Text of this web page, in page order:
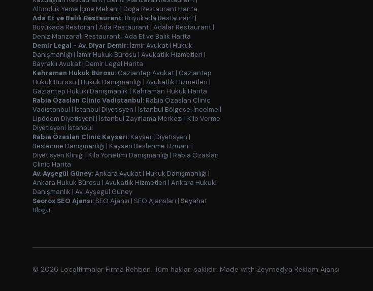
Altınoluk Yeme İçme Mekanı | Doğa Restaurant Harita
Ada Et ve Balık Restaurant: Büyükada Restaurant |
Büyükada Restoran | Ada Restaurant | Adalar Restaurant |
Deniz Manzaralı Restaurant | Ada Et ve Balık Harita
Demir Legal - Av. Diyar Demir: İzmir Avukat | Hukuk
Danışmanlığı | İzmir Hukuk Bürosu | Avukatlık Hizmetleri |
Bayraklı Avukat | Demir Legal Harita
Kahraman Hukuk Bürosu: Gaziantep Avukat | Gaziantep
Hukuk Bürosu | Hukuk Danışmanlığı | Avukatlık Hizmetleri |
Gaziantep Hukuki Danışmanlık | Kahraman Hukuk Harita
Rabia Özaslan Clinic Vadistanbul: Rabia Özaslan Clinic
Vadistanbul | İstanbul Diyetisyen | İstanbul Bölgesel İncelme |
Lipödem Diyetisyeni | İstanbul Zayıflama Merkezi | Kilo Verme
Diyetisyeni İstanbul
Rabia Özaslan Clinic Kayseri: Kayseri Diyetisyen |
Beslenme Danışmanlığı | Kayseri Beslenme Uzmanı |
Diyetisyen Kliniği | Kilo Yönetimi Danışmanlığı | Rabia Özaslan
Clinic Harita
Av. Ayşegül Güney:Ankara Avukat | Hukuk Danışmanlığı |
Ankara Hukuk Bürosu | Avukatlık Hizmetleri | Ankara Hukuki
Danışmanlık | Av. Ayşegül Güney
Seorox SEO Ajansı: SEO Ajansı | SEO Ajansları | Seyahat
Blogu
© 2026 Localfirmalar Firma Rehberi. Tüm hakları saklıdır. Made with Zeymedya Reklam Ajansı